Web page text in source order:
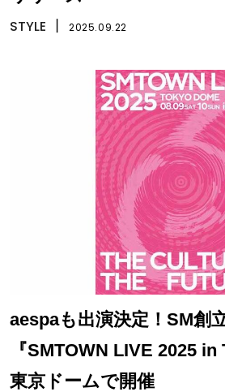
STYLE 2025.09.22
aespaも出演決定！SM創
『SMTOWN LIVE 2025
東京ドームで開催